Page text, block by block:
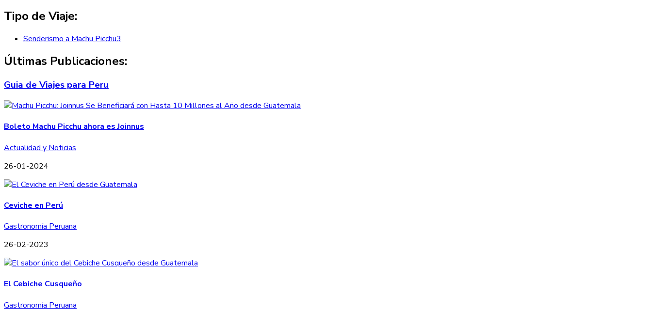
Tipo de Viaje:
Senderismo a Machu Picchu3
Últimas Publicaciones:
Guia de Viajes para Peru
Boleto Machu Picchu ahora es Joinnus
Actualidad y Noticias
26-01-2024
Ceviche en Perú
Gastronomía Peruana
26-02-2023
El Cebiche Cusqueño
Gastronomía Peruana